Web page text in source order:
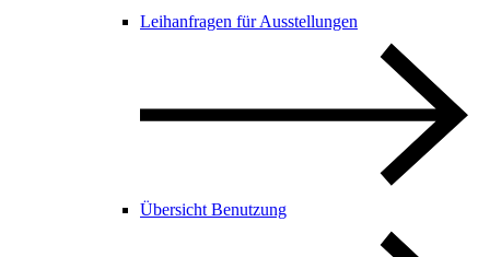
Leihanfragen für Ausstellungen
Übersicht Benutzung